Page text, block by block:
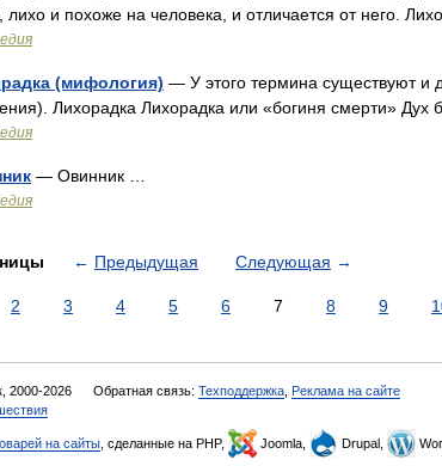
лихо и похоже на человека, и отличается от него.
(мифология) — У этого термина существуют и
Лихорадка Лихорадка или «богиня смерти»
— Овинник …
← Предыдущая Следующая →
2 3 4 5 6 7 8 9
2000-2026 Обратная связь: Техподдержка Реклама на сайте
на сайты , сделанные на PHP, Joomla, Drupal,